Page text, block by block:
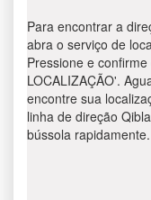
Para encontrar a
abra o serviço de
Pressione e
LOCALIZAÇÃO'.
encontre sua
linha de direção
bússola rapidamente.